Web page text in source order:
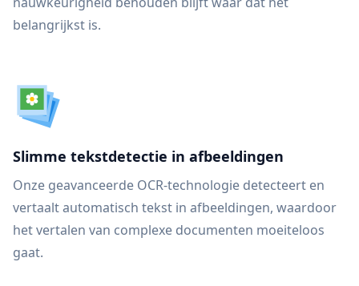
belangrijkst is.
Slimme tekstdetectie in afbeeldingen
Onze geavanceerde OCR-technologie detecteert en
vertaalt automatisch tekst in afbeeldingen, waardoor
het vertalen van complexe documenten moeiteloos
gaat.